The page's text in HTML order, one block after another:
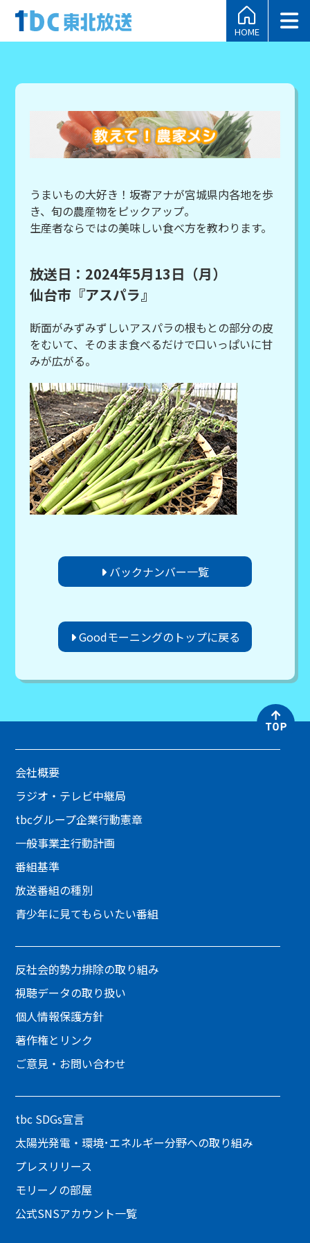
HOME
うまいもの大好き！坂寄アナが宮城県内各地を歩
き、旬の農産物をピックアップ。
生産者ならではの美味しい食べ方を教わります。
放送日：2024年5月13日（月）
仙台市『アスパラ』
断面がみずみずしいアスパラの根もとの部分の皮
をむいて、そのまま食べるだけで口いっぱいに甘
みが広がる。
バックナンバー一覧
Goodモーニングのトップに戻る
会社概要
ラジオ・テレビ中継局
tbcグループ企業行動憲章
一般事業主行動計画
番組基準
放送番組の種別
青少年に見てもらいたい番組
反社会的勢力排除の取り組み
視聴データの取り扱い
個人情報保護方針
著作権とリンク
ご意見・お問い合わせ
tbc SDGs宣言
太陽光発電・環境･エネルギー分野への取り組み
プレスリリース
モリーノの部屋
公式SNSアカウント一覧